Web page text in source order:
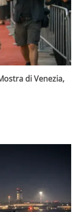
di Venezia,